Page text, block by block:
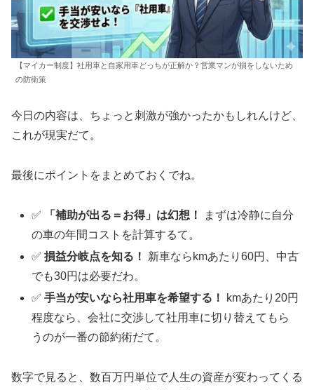
【マイカー制度】社用車と自家用車どっちが正解か？営業マンが損をしないため
の防衛策
今日の内容は、ちょっと刺激が強かったかもしれんけど、
これが現実だて。
最後にポイントをまとめておくでね。
✅ 「補助が出る＝お得」は幻想！
まずは冷静に自分
の車の年間コストを計算するて。
✅損益分岐点を知る！
新車ならkmあたり60円、中古
でも30円は必要だわ。
✅手当が安いなら社用車を希望する！
kmあたり20円
程度なら、会社に交渉して社用車に切り替えてもら
うのが一番の節約術だて。
数字で見ると、数百万円単位で人生の資産が変わってくる